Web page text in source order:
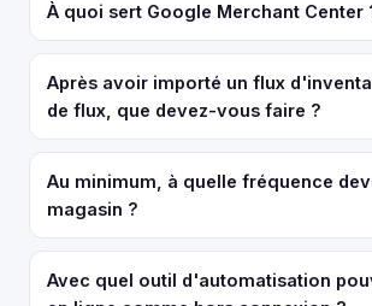
À quoi sert Google Merchant Center
Après avoir importé un flux
de flux, que devez-vous faire ?
Au minimum, à quelle fréquence
magasin ?
Avec quel outil d'automatisation